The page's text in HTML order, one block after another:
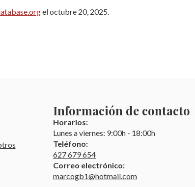
el octubre 20, 2025.
Información de contacto
Horarios:
Lunes a viernes: 9:00h - 18:00h
Teléfono:
627 679 654
Correo electrónico:
marcogb1@hotmail.com